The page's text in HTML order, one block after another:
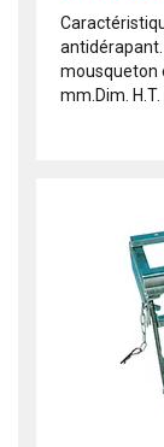
mousqueton
mm.Dim. H.T.